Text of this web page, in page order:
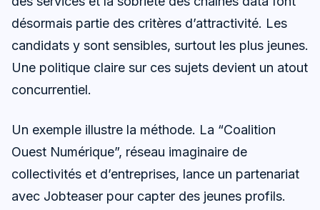
désormais partie des critères d’attractivité. Les
candidats y sont sensibles, surtout les plus jeunes.
Une politique claire sur ces sujets devient un atout
concurrentiel.
Un exemple illustre la méthode. La “Coalition
Ouest Numérique”, réseau imaginaire de
collectivités et d’entreprises, lance un partenariat
avec Jobteaser pour capter des jeunes profils.